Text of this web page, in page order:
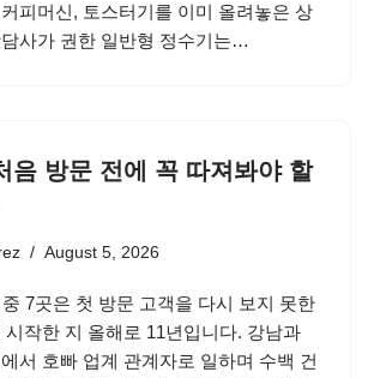
피머신, 토스터기를 이미 올려놓은 상
사가 권한 일반형 정수기는…
음 방문 전에 꼭 따져봐야 할
August 5, 2026
7곳은 첫 방문 고객을 다시 보지 못한
시작한 지 올해로 11년입니다. 강남과
서 호빠 업계 관계자로 일하며 수백 건